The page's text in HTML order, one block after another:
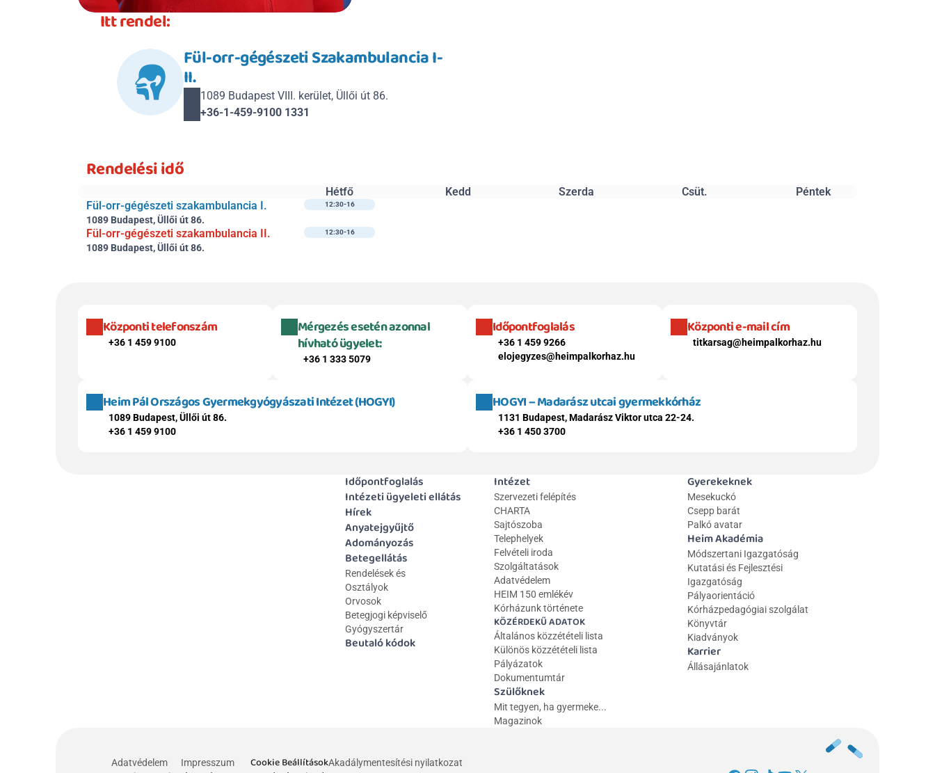
Itt rendel:
Fül-orr-gégészeti Szakambulancia I-
II.
1089 Budapest VIII. kerület, Üllői út 86.
+36-1-459-9100 1331
Rendelési idő
Hétfő Kedd Szerda Csüt.
Péntek
Fül-orr-gégészeti szakambulancia I.
1089 Budapest, Üllői út 86.
12:30-16
Fül-orr-gégészeti szakambulancia II.
1089 Budapest, Üllői út 86.
12:30-16
Központi telefonszám
+36 1 459 9100
Mérgezés esetén azonnal
hívható ügyelet:
+36 1 333 5079
Időpontfoglalás
+36 1 459 9266
elojegyzes@heimpalkorhaz.hu
Központi e-mail cím
titkarsag@heimpalkorhaz.hu
Heim Pál Országos Gyermekgyógyászati Intézet (HOGYI)
1089 Budapest, Üllői út 86.
+36 1 459 9100
HOGYI – Madarász utcai gyermekkórház
1131 Budapest, Madarász Viktor utca 22-24.
+36 1 450 3700
Időpontfoglalás
Intézeti ügyeleti ellátás
Hírek
Anyatejgyűjtő
Adományozás
Betegellátás
Rendelések és
Osztályok
Orvosok
Betegjogi képviselő
Gyógyszertár
Beutaló kódok
Intézet
Szervezeti felépítés
CHARTA
Sajtószoba
Telephelyek
Felvételi iroda
Szolgáltatások
Adatvédelem
HEIM 150 emlékév
Kórházunk története
KÖZÉRDEKŰ ADATOK
Általános közzétételi lista
Különös közzétételi lista
Pályázatok
Dokumentumtár
Szülőknek
Mit tegyen, ha gyermeke...
Magazinok
Gyerekeknek
Mesekuckó
Csepp barát
Palkó avatar
Heim Akadémia
Módszertani Igazgatóság
Kutatási és Fejlesztési
Igazgatóság
Pályaorientáció
Kórházpedagógiai szolgálat
Könyvtár
Kiadványok
Karrier
Állásajánlatok
Adatvédelem Impresszum Cookie BeállításokAkadálymentesítési nyilatkozat